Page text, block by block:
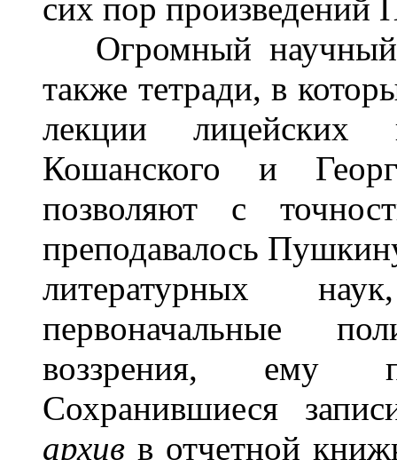
сих пор произведений
Огромный научный
также тетради, в
лекции лицейских
Кошанского и
позволяют с
преподавалось
литературных
первоначальные
воззрения, ему
Сохранившиеся
архив в отчетной